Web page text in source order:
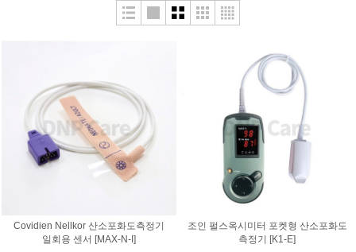
Covidien Nellkor 산소포화도측정기
일회용 센서 [MAX-N-I]
조인 펄스옥시미터 포켓형 산소포화도
측정기 [K1-E]